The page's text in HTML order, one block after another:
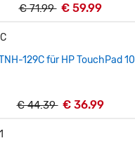
€ 71.99 € 59.99
129C für HP TouchPad 10
€ 44.39 € 36.99